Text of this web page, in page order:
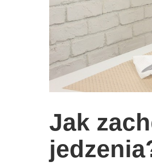
wychowanie dzieci
edukacja
zabawy dla dzieci
Odżywianie
sposób na życie
zrób to sam
Jak